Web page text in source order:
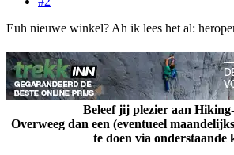
Euh nieuwe winkel? Ah ik lees het al:
Beleef jij plezier aan
Overweeg dan een (eventueel
te doen via onderstaande